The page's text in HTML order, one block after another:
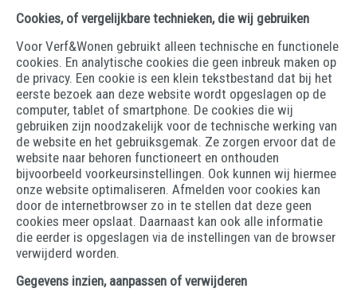
Cookies, of vergelijkbare technieken, die wij gebruiken
Voor Verf&Wonen gebruikt alleen technische en functionele
cookies. En analytische cookies die geen inbreuk maken op
de privacy. Een cookie is een klein tekstbestand dat bij het
eerste bezoek aan deze website wordt opgeslagen op de
computer, tablet of smartphone. De cookies die wij
gebruiken zijn noodzakelijk voor de technische werking van
de website en het gebruiksgemak. Ze zorgen ervoor dat de
website naar behoren functioneert en onthouden
bijvoorbeeld voorkeursinstellingen. Ook kunnen wij hiermee
onze website optimaliseren. Afmelden voor cookies kan
door de internetbrowser zo in te stellen dat deze geen
cookies meer opslaat. Daarnaast kan ook alle informatie
die eerder is opgeslagen via de instellingen van de browser
verwijderd worden.
Gegevens inzien, aanpassen of verwijderen